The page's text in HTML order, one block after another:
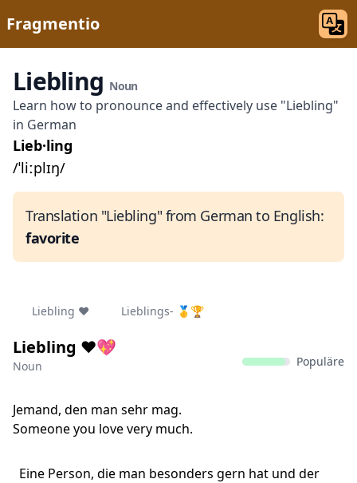
Fragmentio
Liebling Noun
Learn how to pronounce and effectively use "Liebling"
in German
Lieb·ling
/ˈliːplɪŋ/
Translation "Liebling" from German to English:
favorite
Liebling ❤️ Lieblings- 🥇🏆
Liebling ❤️💖
Noun Populäre
Jemand, den man sehr mag.
Someone you love very much.
Eine Person, die man besonders gern hat und der